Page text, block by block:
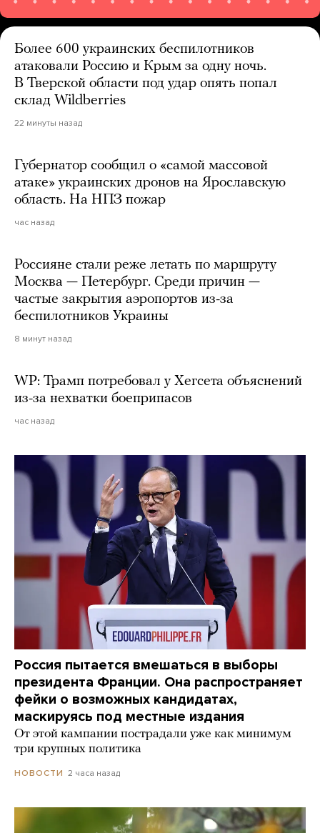
Более 600 украинских беспилотников
атаковали Россию и Крым за одну ночь.
В Тверской области под удар опять попал
склад Wildberries
22 минуты назад
Губернатор сообщил о «самой массовой
атаке» украинских дронов на Ярославскую
область. На НПЗ пожар
час назад
Россияне стали реже летать по маршруту
Москва — Петербург. Среди причин —
частые закрытия аэропортов из-за
беспилотников Украины
8 минут назад
WP: Трамп потребовал у Хегсета объяснений
из-за нехватки боеприпасов
час назад
Россия пытается вмешаться в выборы
президента Франции. Она распространяет
фейки о возможных кандидатах,
маскируясь под местные издания
От этой кампании пострадали уже как минимум
три крупных политика
НОВОСТИ 2 часа назад